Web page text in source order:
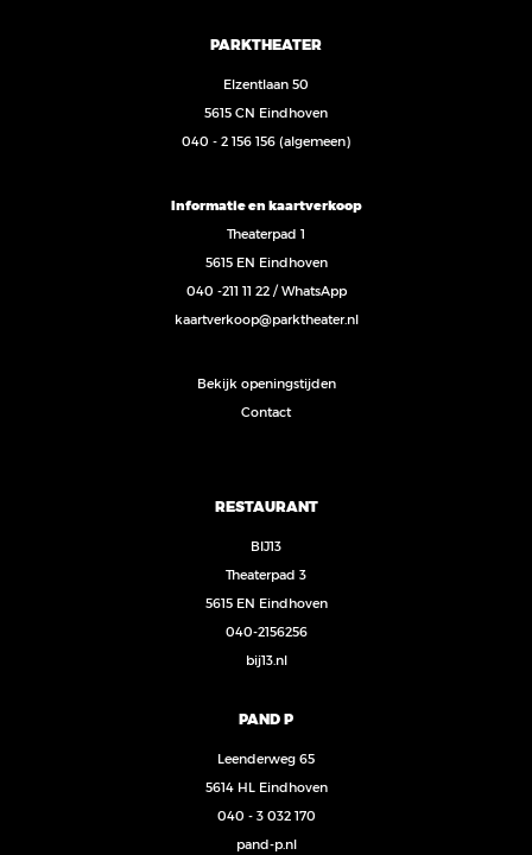
PARKTHEATER
Elzentlaan 50
5615 CN Eindhoven
040 - 2 156 156 (algemeen)
Informatie en kaartverkoop
Theaterpad 1
5615 EN Eindhoven
040 -211 11 22/WhatsApp
kaartverkoop@parktheater.nl
Bekijk openingstijden
Contact
RESTAURANT
BIJ13
Theaterpad 3
5615 EN Eindhoven
040-2156256
bij13.nl
PAND P
Leenderweg 65
5614 HL Eindhoven
040 - 3 032 170
pand-p.nl